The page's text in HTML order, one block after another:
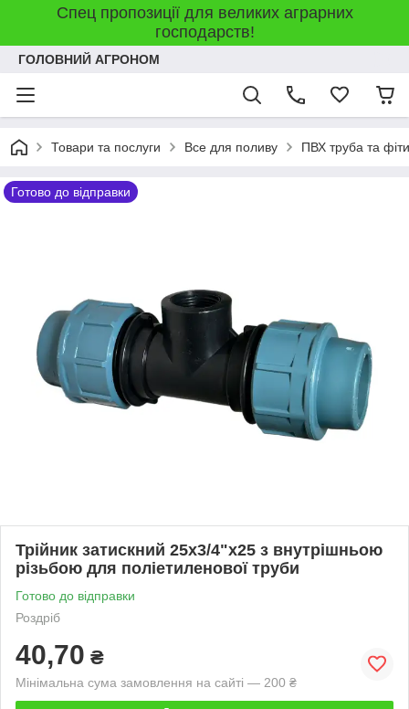
Спец пропозиції для великих аграрних
господарств!
ГОЛОВНИЙ АГРОНОМ
Товари та послуги Все для поливу ПВХ труба та
Готово до відправки
Трійник затискний 25х3/4"х25 з внутрішньою
різьбою для поліетиленової труби
Готово до відправки
Роздріб
40,70 ₴
Мінімальна сума замовлення на сайті — 200 ₴